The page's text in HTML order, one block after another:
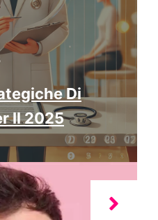
Di
Il 2025